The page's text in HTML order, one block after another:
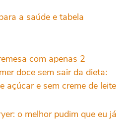
a saúde e tabela
com apenas 2
doce sem sair da dieta:
açúcar e sem creme de leite
o melhor pudim que eu já